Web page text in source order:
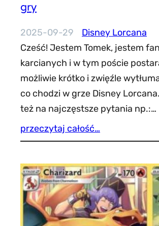
gry
2025-09-29
Disney Lorcana
Cześć! Jestem Tomek, jestem
karcianych i w tym poście
możliwie krótko i zwięźle
co chodzi w grze Disney
też na najczęstsze pytania np.:…
przeczytaj całość…